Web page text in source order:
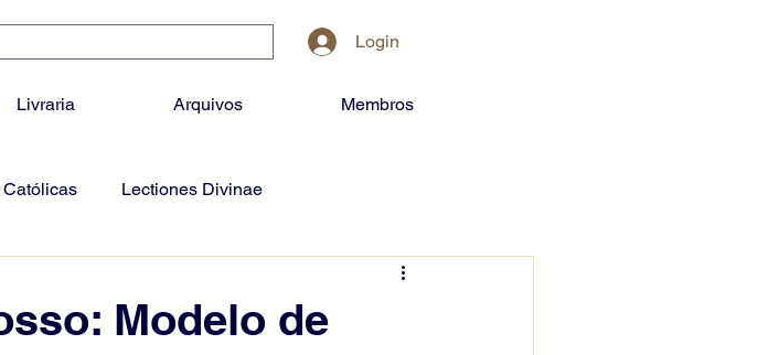
Login
Livraria Arquivos Membros
Lectiones Divinae
Modelo de